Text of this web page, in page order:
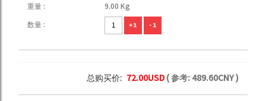
重量 :
9.00 Kg
数量 : +1 -1
总购买价: 72.00USD( 参考: 489.60CNY )